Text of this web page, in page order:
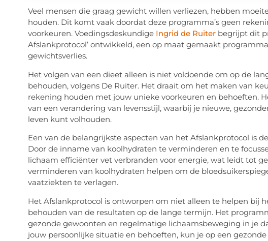
Veel mensen die graag gewicht willen verliezen, hebben
houden. Dit komt vaak doordat deze programma’s geen
voorkeuren. Voedingsdeskundige Ingrid de Ruiterbegrijpt dit
Afslankprotocol’ ontwikkeld, een op maat gemaakt
gewichtsverlies.
Het volgen van een dieet alleen is niet voldoende om op de
behouden, volgens De Ruiter. Het draait om het maken van
rekening houden met jouw unieke voorkeuren en behoeften.
van een verandering van levensstijl, waarbij je nieuwe,
leven kunt volhouden.
Een van de belangrijkste aspecten van het Afslankprotocol is
Door de inname van koolhydraten te verminderen en te
lichaam efficiënter vet verbranden voor energie, wat leidt tot
verminderen van koolhydraten helpen om de
vaatziekten te verlagen.
Het Afslankprotocol is ontworpen om niet alleen te helpen bij
behouden van de resultaten op de lange termijn. Het
gezonde gewoonten en regelmatige lichaamsbeweging in je
jouw persoonlijke situatie en behoeften, kun je op een